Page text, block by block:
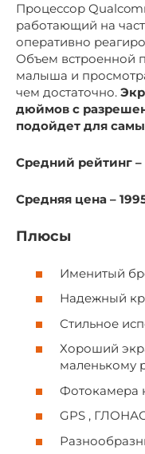
Процессор
работающий на
оперативно
Объем встроенной
малыша и
чем достаточно.
дюймов с
подойдет для
Средний рейтинг –
Средняя цена –
Плюсы
Именитый
Надежный
Стильное
Хороший
маленькому
Фотокамера
GPS ,